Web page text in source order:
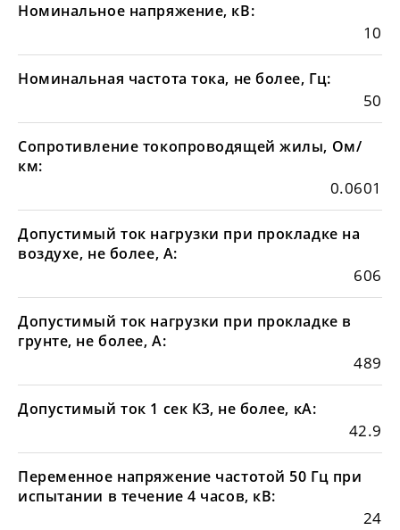
Номинальное напряжение, кВ:
10
Номинальная частота тока, не более, Гц:
50
Сопротивление токопроводящей жилы, Ом/
км:
0.0601
Допустимый ток нагрузки при прокладке на
воздухе, не более, А:
606
Допустимый ток нагрузки при прокладке в
грунте, не более, А:
489
Допустимый ток 1 сек КЗ, не более, кА:
42.9
Переменное напряжение частотой 50 Гц при
испытании в течение 4 часов, кВ:
24